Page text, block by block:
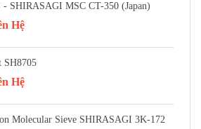
- SHIRASAGI MSC CT-350 (Japan)
Hệ
SH8705
Hệ
Molecular Sieve SHIRASAGI 3K-172